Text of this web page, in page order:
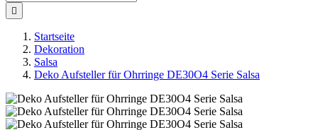

Startseite
Dekoration
Salsa
Deko Aufsteller für Ohrringe DE30O4 Serie Salsa